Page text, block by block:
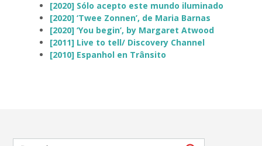
[2020] Sólo acepto este mundo iluminado
[2020] ‘Twee Zonnen’, de Maria Barnas
[2020] ‘You begin’, by Margaret Atwood
[2011] Live to tell/ Discovery Channel
[2010] Espanhol en Trânsito